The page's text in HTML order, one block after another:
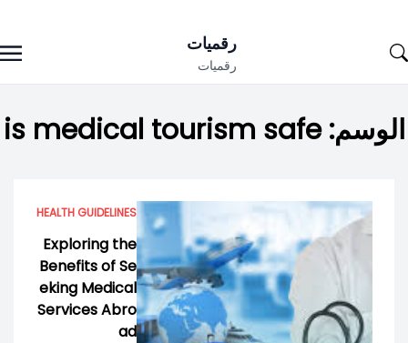
to
رقميات
رقميات
الوسم:is medical tourism safe
HEALTH GUIDELINES
Exploring the
Benefits of Se
eking Medical
Services Abro
ad